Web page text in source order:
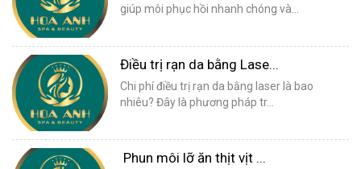
giúp môi phục hồi nhanh chóng và...
Điều trị rạn da bằng Lase...
Chi phí điều trị rạn da bằng laser là bao
nhiêu? Đây là phương pháp tr...
Phun môi lỡ ăn thịt vịt ...